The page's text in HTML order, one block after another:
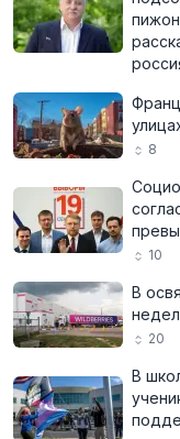
8
10
В
20
В